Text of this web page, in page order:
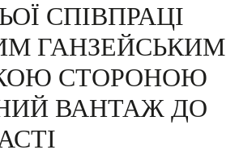
СПІВПРАЦІ
ГАНЗЕЙСЬКИМ
СТОРОНОЮ
ВАНТАЖ ДО